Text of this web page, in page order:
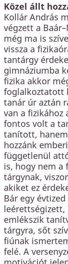
Közel állt
Kollár András
végzett a
még ma is
vissza a
tantárgy
gimnáziumba
fizika akkor
foglalkoztatott
tanár úr aztán
van a fizikához
fontos volt a
tanított,
hozzánk
függetlenül
is, hogy nem
tárgynak,
akiket ez
Bár egy
emlékszik
tárgyra, sőt
fiúnak
felé. A